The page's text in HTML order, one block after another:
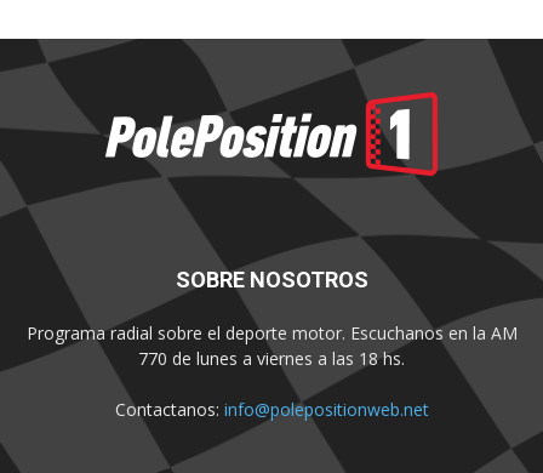
SOBRE NOSOTROS
Programa radial sobre el deporte motor. Escuchanos en la AM
770 de lunes a viernes a las 18 hs.
Contactanos: info@polepositionweb.net